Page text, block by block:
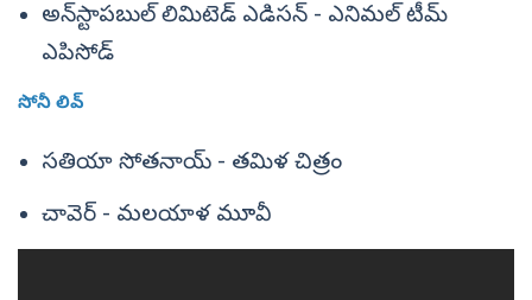
అన్‌స్టాపబుల్ లిమిటెడ్ ఎడిసన్ - ఎనిమల్ టీమ్
ఎపిసోడ్
సోనీ లివ్
సతియా సోతనాయ్ - తమిళ చిత్రం
చావెర్ - మలయాళ మూవీ